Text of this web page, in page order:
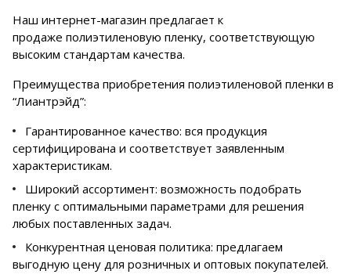
Наш интернет-магазин предлагает к
продаже полиэтиленовую пленку, соответствующую
высоким стандартам качества.
Преимущества приобретения полиэтиленовой пленки в
“Лиантрэйд”:
Гарантированное качество: вся продукция
сертифицирована и соответствует заявленным
характеристикам.
Широкий ассортимент: возможность подобрать
пленку с оптимальными параметрами для решения
любых поставленных задач.
Конкурентная ценовая политика: предлагаем
выгодную цену для розничных и оптовых покупателей.